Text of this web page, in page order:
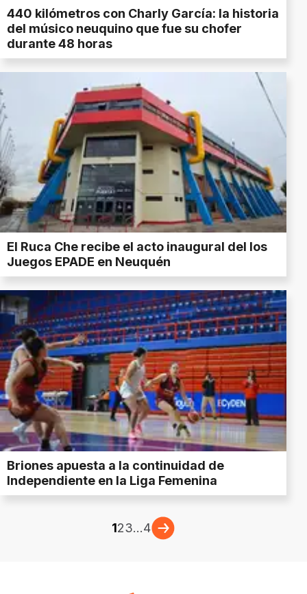
440 kilómetros con Charly García: la historia
del músico neuquino que fue su chofer
durante 48 horas
El Ruca Che recibe el acto inaugural del los
Juegos EPADE en Neuquén
Briones apuesta a la continuidad de
Independiente en la Liga Femenina
123...4